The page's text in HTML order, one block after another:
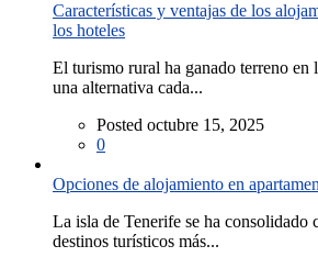
Características y ventajas de los
los hoteles
El turismo rural ha ganado terreno en
una alternativa cada...
Posted octubre 15, 2025
0
Opciones de alojamiento en
La isla de Tenerife se ha consolidado
destinos turísticos más...